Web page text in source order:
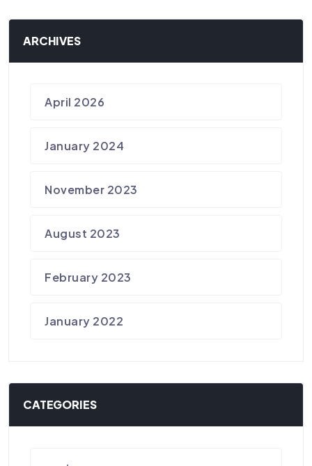
ARCHIVES
April 2026
January 2024
November 2023
August 2023
February 2023
January 2022
CATEGORIES